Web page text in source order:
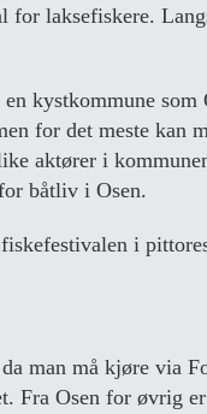
for laksefiskere.
kystkommune som
for det meste kan
aktører i
båtliv i Osen.
i
man må kjøre via
Fra Osen for øvrig